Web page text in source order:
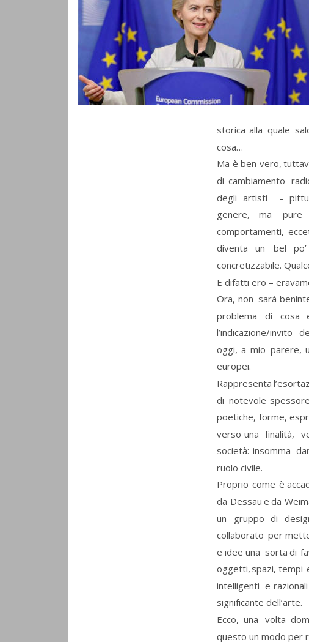
storica alla quale
cosa…
Ma è ben vero,
di cambiamento
degli artisti –
genere,
ma pure
comportamenti,
diventa
un bel po’
concretizzabile.
E difatti ero –
Ora, non sarà
problema
di cosa
l’indicazione/invito
oggi, a mio parere,
europei.
Rappresenta
di notevole
poetiche, forme,
verso una finalità,
società: insomma
ruolo civile.
Proprio come è
da Dessau e da
un
gruppo di
collaborato per
e idee una sorta di
oggetti, spazi, tempi
intelligenti e razionali
significante dell’arte.
Ecco, una volta
questo un modo per